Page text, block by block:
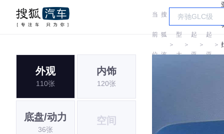
当
前
位
搜
狐
汽
＞
车
型
大
＞
起
亚
＞
起
亚
＞
外观
110张
内饰
120张
底盘/动力
36张
空间